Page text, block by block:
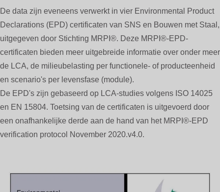
De data zijn eveneens verwerkt in vier Environmental Product
Declarations (EPD) certificaten van SNS en Bouwen met Staal,
uitgegeven door Stichting MRPI®. Deze MRPI®-EPD-
certificaten bieden meer uitgebreide informatie over onder meer
de LCA, de milieubelasting per functionele- of producteenheid
en scenario's per levensfase (module).
De EPD's zijn gebaseerd op LCA-studies volgens ISO 14025
en EN 15804. Toetsing van de certificaten is uitgevoerd door
een onafhankelijke derde aan de hand van het MRPI®-EPD
verification protocol November 2020.v4.0.